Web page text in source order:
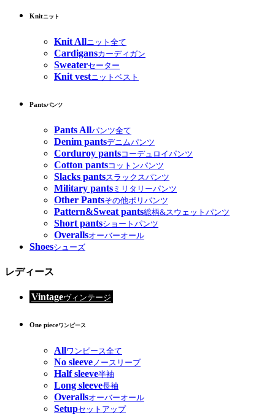
Knitニット
Knit Allニット全て
Cardigansカーディガン
Sweaterセーター
Knit vestニットベスト
Pantsパンツ
Pants Allパンツ全て
Denim pantsデニムパンツ
Corduroy pantsコーデュロイパンツ
Cotton pantsコットンパンツ
Slacks pantsスラックスパンツ
Military pants ミリタリーパンツ
Other Pantsその他ポリパンツ
Pattern&Sweat pants総柄&スウェットパンツ
Short pantsショートパンツ
Overallsオーバーオール
Shoesシューズ
レディース
Vintageヴィンテージ
One pieceワンピース
Allワンピース全て
No sleeveノースリーブ
Half sleeve半袖
Long sleeve長袖
Overallsオーバーオール
Setupセットアップ